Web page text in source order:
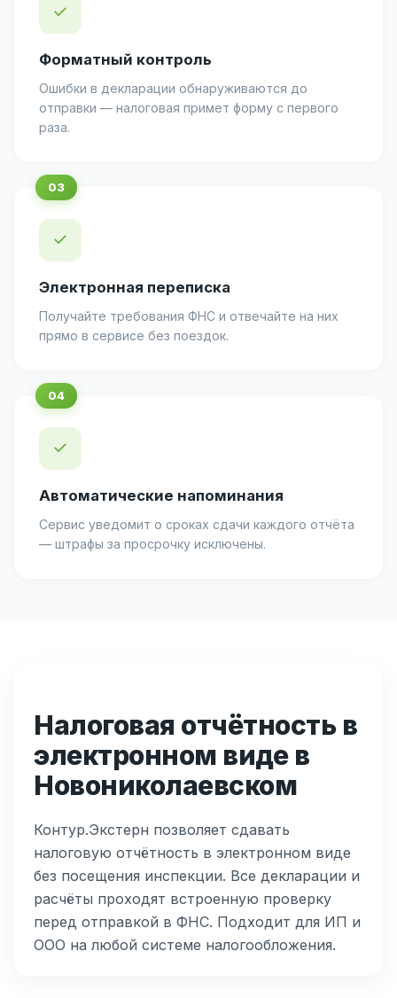
✓
Форматный контроль
Ошибки в декларации обнаруживаются до
отправки — налоговая примет форму с первого
раза.
✓
Электронная переписка
Получайте требования ФНС и отвечайте на них
прямо в сервисе без поездок.
✓
Автоматические напоминания
Сервис уведомит о сроках сдачи каждого отчёта
— штрафы за просрочку исключены.
Налоговая отчётность в
электронном виде в
Новониколаевском
Контур.Экстерн позволяет сдавать
налоговую отчётность в электронном виде
без посещения инспекции. Все декларации и
расчёты проходят встроенную проверку
перед отправкой в ФНС. Подходит для ИП и
ООО на любой системе налогообложения.